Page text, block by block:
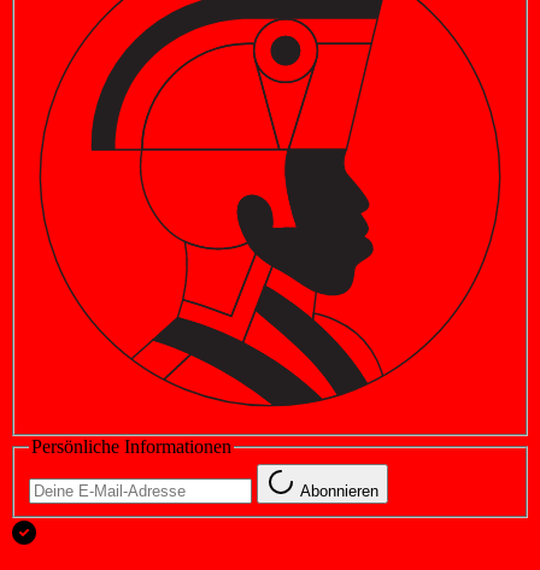
Persönliche Informationen
Abonnieren